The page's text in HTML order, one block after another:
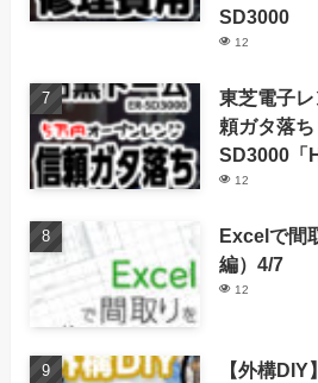
SD3000
12
東芝電子
頼ガタ落
SD3000「
12
Excelで間
編）4/7
12
【外構